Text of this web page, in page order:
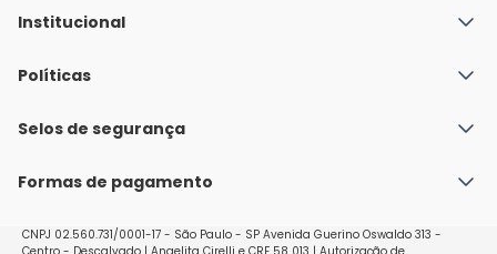
Institucional
Quem Somos
Nossas lojas
Políticas
Política de Envio
Políticas de Trocas e Devoluções
Selos de segurança
Formas de pagamento
CNPJ 02.560.731/0001-17 - São Paulo - SP Avenida Guerino Oswaldo 313 -